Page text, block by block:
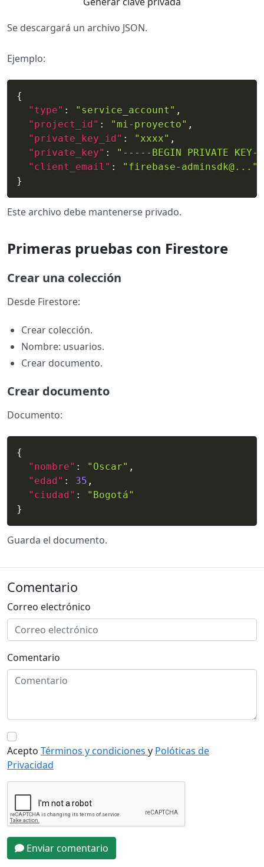
Se descargará un archivo JSON.
Ejemplo:
{
"type" : "service_account" ,
"project_id" : "mi-proyecto" ,
"private_key_id" : "xxxx" ,
"private_key" :
"-----BEGIN PRIVATE
"client_email" :
"firebase-adminsdk@..."
}
Este archivo debe mantenerse privado.
Primeras pruebas con Firestore
Crear una colección
Desde Firestore:
Crear colección.
Nombre: usuarios.
Crear documento.
Crear documento
Documento:
{
"nombre" : "Oscar" ,
"edad" : 35 ,
"ciudad" :
"Bogotá"
}
Guarda el documento.
Comentario
Correo electrónico
Comentario
Acepto Términos y condiciones y Polóticas de
Privacidad
Enviar comentario